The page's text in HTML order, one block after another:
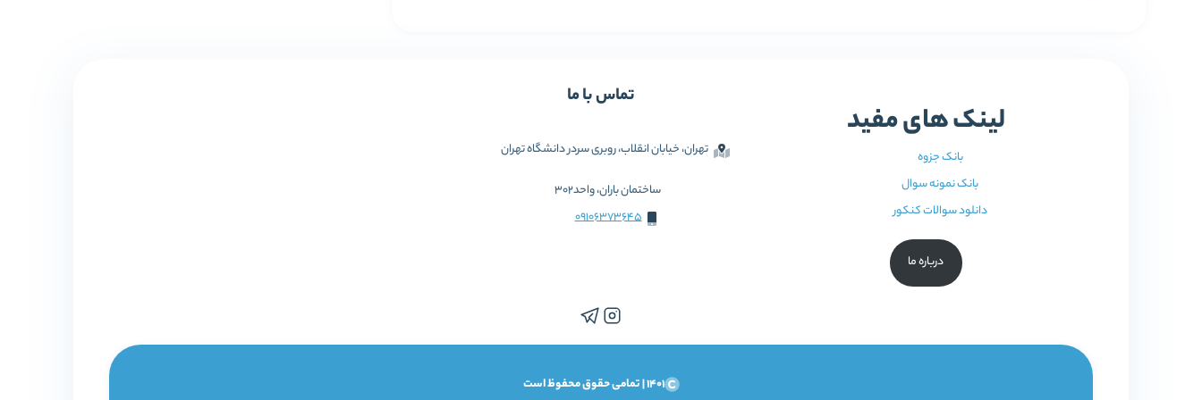
لینک های مفید
بانک جزوه
بانک نمونه سوال
دانلود سوالات کنکور
درباره ما
تماس با ما
تهران، خیابان انقلاب، روبری سردر دانشگاه تهران
ساختمان باران، واحد302
09106373645
1401 | تمامی حقوق محفوظ است